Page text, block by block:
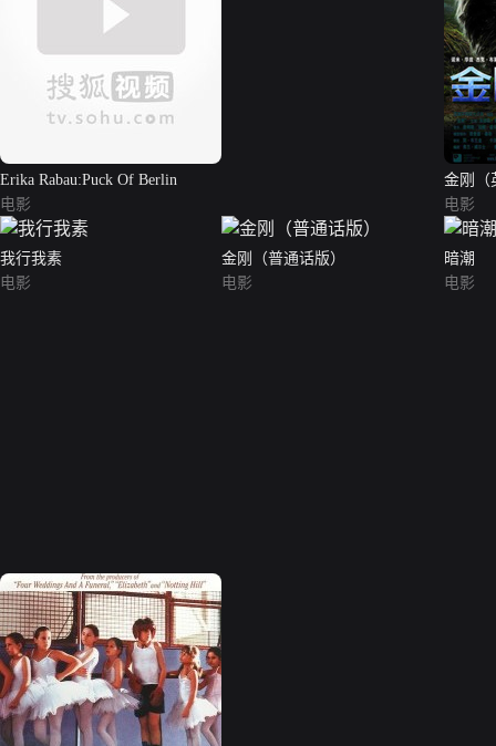
Erika Rabau:Puck Of Berlin
电影
金刚（
电影
我行我素
电影
金刚（普通话版）
电影
暗潮
电影